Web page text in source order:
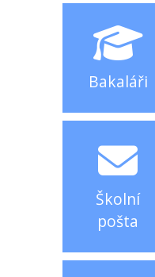
Bakaláři
Školní
pošta